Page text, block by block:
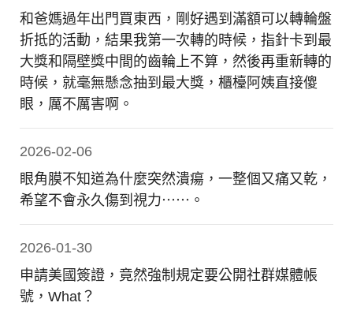
和爸媽過年出門買東西，剛好遇到滿額可以轉輪盤
折抵的活動，結果我第一次轉的時候，指針卡到最
大獎和隔壁獎中間的齒輪上不算，然後再重新轉的
時候，就毫無懸念抽到最大獎，櫃檯阿姨直接傻
眼，厲不厲害啊。
2026-02-06
眼角膜不知道為什麼突然潰瘍，一整個又痛又乾，
希望不會永久傷到視力⋯⋯。
2026-01-30
申請美國簽證，竟然強制規定要公開社群媒體帳
號，What？